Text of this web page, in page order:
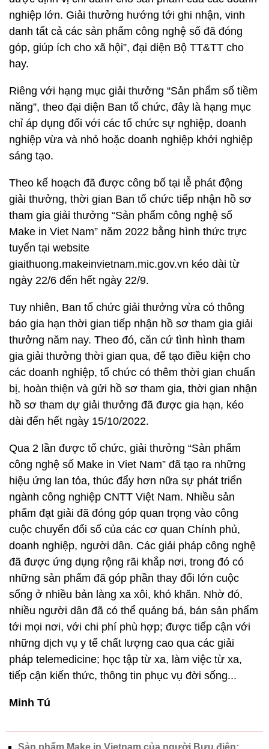
nghiệp lớn. Giải thưởng hướng tới ghi nhận, vinh
danh tất cả các sản phẩm công nghệ số đã đóng
góp, giúp ích cho xã hội”, đại diện Bộ TT&TT cho
hay.
Riêng với hạng mục giải thưởng “Sản phẩm số tiềm
năng”, theo đại diện Ban tổ chức, đây là hạng mục
chỉ áp dụng đối với các tổ chức sự nghiệp, doanh
nghiệp vừa và nhỏ hoặc doanh nghiệp khởi nghiệp
sáng tạo.
Theo kế hoạch đã được công bố tại lễ phát động
giải thưởng, thời gian Ban tổ chức tiếp nhận hồ sơ
tham gia giải thưởng “Sản phẩm công nghệ số
Make in Viet Nam” năm 2022 bằng hình thức trực
tuyến tại website
giaithuong.makeinvietnam.mic.gov.vn kéo dài từ
ngày 22/6 đến hết ngày 22/9.
Tuy nhiên, Ban tổ chức giải thưởng vừa có thông
báo gia hạn thời gian tiếp nhận hồ sơ tham gia giải
thưởng năm nay. Theo đó, căn cứ tình hình tham
gia giải thưởng thời gian qua, để tạo điều kiện cho
các doanh nghiệp, tổ chức có thêm thời gian chuẩn
bị, hoàn thiện và gửi hồ sơ tham gia, thời gian nhận
hồ sơ tham dự giải thưởng đã được gia hạn, kéo
dài đến hết ngày 15/10/2022.
Qua 2 lần được tổ chức, giải thưởng “Sản phẩm
công nghệ số Make in Viet Nam” đã tạo ra những
hiệu ứng lan tỏa, thúc đẩy hơn nữa sự phát triển
ngành công nghiệp CNTT Việt Nam. Nhiều sản
phẩm đạt giải đã đóng góp quan trọng vào công
cuộc chuyển đổi số của các cơ quan Chính phủ,
doanh nghiệp, người dân. Các giải pháp công nghệ
đã được ứng dụng rộng rãi khắp nơi, trong đó có
những sản phẩm đã góp phần thay đổi lớn cuộc
sống ở nhiều bản làng xa xôi, khó khăn. Nhờ đó,
nhiều người dân đã có thể quảng bá, bán sản phẩm
tới mọi nơi, với chi phí phù hợp; được tiếp cận với
những dịch vụ y tế chất lượng cao qua các giải
pháp telemedicine; học tập từ xa, làm việc từ xa,
tiếp cận kiến thức, thông tin phục vụ đời sống...
Minh Tú